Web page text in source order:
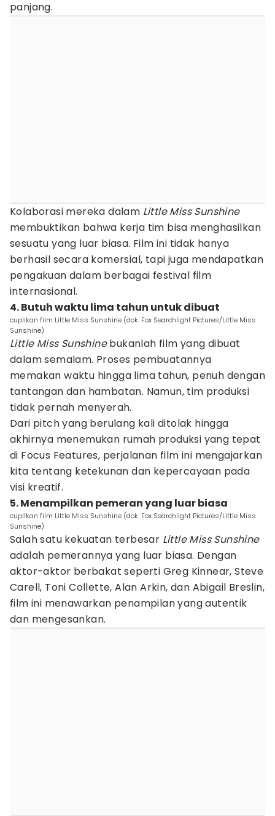
panjang.
Kolaborasi mereka dalam Little Miss Sunshine
membuktikan bahwa kerja tim bisa menghasilkan
sesuatu yang luar biasa. Film ini tidak hanya
berhasil secara komersial, tapi juga mendapatkan
pengakuan dalam berbagai festival film
internasional.
4. Butuh waktu lima tahun untuk dibuat
cuplikan film Little Miss Sunshine (dok. Fox Searchlight Pictures/Little Miss
Sunshine)
Little Miss Sunshinebukanlah film yang dibuat
dalam semalam. Proses pembuatannya
memakan waktu hingga lima tahun, penuh dengan
tantangan dan hambatan. Namun, tim produksi
tidak pernah menyerah.
Dari pitch yang berulang kali ditolak hingga
akhirnya menemukan rumah produksi yang tepat
di Focus Features, perjalanan film ini mengajarkan
kita tentang ketekunan dan kepercayaan pada
visi kreatif.
5. Menampilkan pemeran yang luar biasa
cuplikan film Little Miss Sunshine (dok. Fox Searchlight Pictures/Little Miss
Sunshine)
Salah satu kekuatan terbesar Little Miss Sunshine
adalah pemerannya yang luar biasa. Dengan
aktor-aktor berbakat seperti Greg Kinnear, Steve
Carell, Toni Collette, Alan Arkin, dan Abigail Breslin,
film ini menawarkan penampilan yang autentik
dan mengesankan.